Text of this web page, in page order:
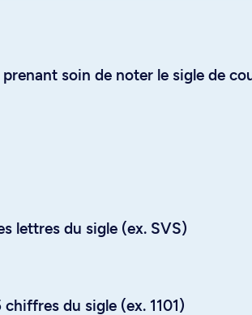
soin de noter le sigle de
lettres du sigle (ex. SVS)
du sigle (ex. 1101)